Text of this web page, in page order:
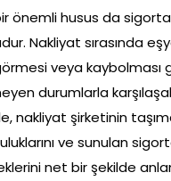
önemli husus da
Nakliyat sırasında
veya kaybolması
durumlarla
nakliyat şirketinin
ve sunulan
net bir şekilde